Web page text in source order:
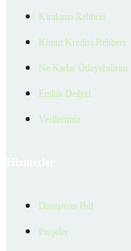
Kiralama Rehberi
Konut Kredisi Rehberi
Ne Kadar Ödeyebilirim
Emlak Değeri
Verilerimiz
Danışman Bul
Projeler